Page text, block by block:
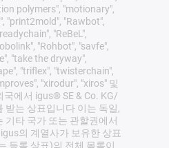
polymers", "motionary",
"print2mold", "Rawbot",
"ReBeL",
"Rohbot", "savfe",
"take the dryway",
"triflex", "twisterchain",
"xirodur", "xiros" 및
국에서 igus® SE & Co. KG/
받는 상표입니다 이는 독일,
기타 국가 또는 관할권에서
의 계열사가 보유한 상표
등록 상표)의 전체 목록이